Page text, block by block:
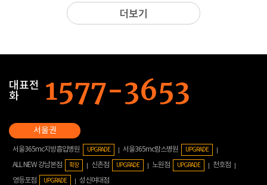
더보기
대표전
화
서울365mc지방흡입병원 UPGRADE 서울365mc람스병원 UPGRADE
ALL NEW 강남본점 확장 신촌점 UPGRADE 노원점 UPGRADE
천호점
영등포점
UPGRADE 성신여대점